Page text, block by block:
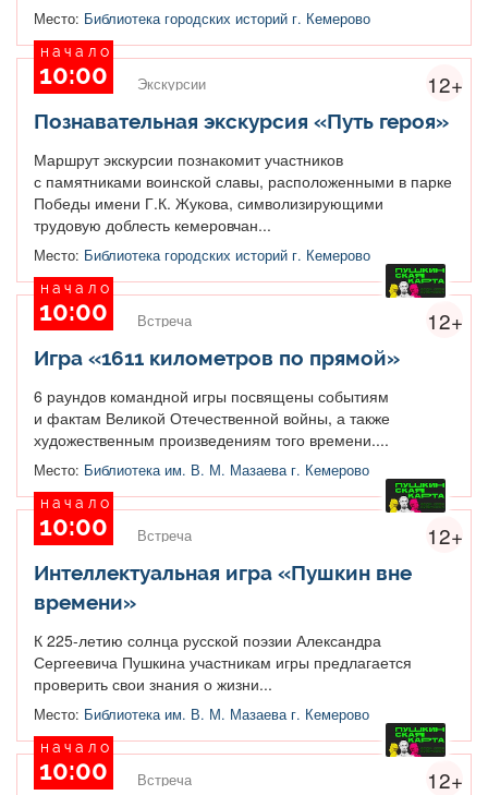
Место: Библиотека городских историй г. Кемерово
12+
начало
10:00 Экскурсии
Познавательная экскурсия «Путь героя»
Маршрут экскурсии познакомит участников
с памятниками воинской славы, расположенными в парке
Победы имени Г.К. Жукова, символизирующими
трудовую доблесть кемеровчан...
Место: Библиотека городских историй г. Кемерово
12+
начало
10:00 Встреча
Игра «1611 километров по прямой»
6 раундов командной игры посвящены событиям
и фактам Великой Отечественной войны, а также
художественным произведениям того времени....
Место: Библиотека им. В. М. Мазаева г. Кемерово
12+
начало
10:00 Встреча
Интеллектуальная игра «Пушкин вне
времени»
К 225-летию солнца русской поэзии Александра
Сергеевича Пушкина участникам игры предлагается
проверить свои знания о жизни...
Место: Библиотека им. В. М. Мазаева г. Кемерово
12+
начало
10:00 Встреча